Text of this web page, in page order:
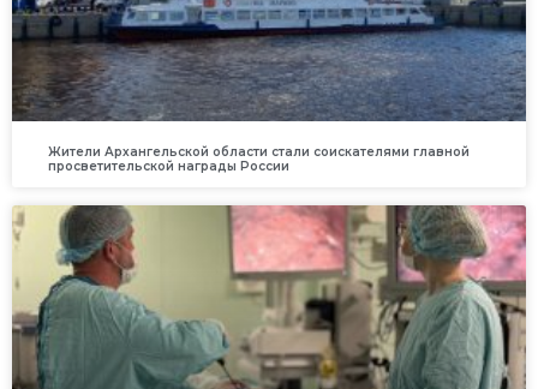
Жители Архангельской области стали соискателями главной
просветительской награды России